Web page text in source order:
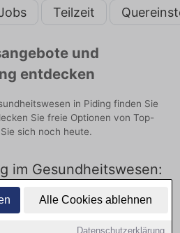
Alle Cookies ablehnen
Datenschutzerklärung
Teilzeit
und
entdecken
in Piding finden Sie
Sie freie Optionen von Top-
sich noch heute.
im Gesundheitswesen:
Stellenangebote für